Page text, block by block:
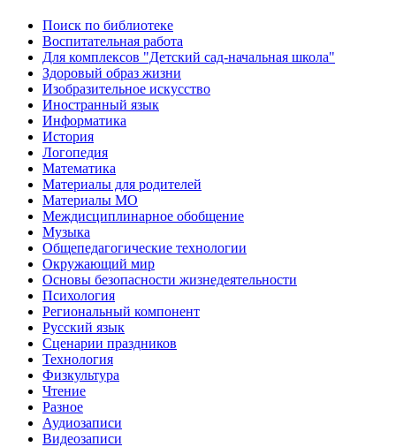
Поиск по библиотеке
Воспитательная работа
Для комплексов "Детский сад-начальная школа"
Здоровый образ жизни
Изобразительное искусство
Иностранный язык
Информатика
История
Логопедия
Математика
Материалы для родителей
Материалы МО
Междисциплинарное обобщение
Музыка
Общепедагогические технологии
Окружающий мир
Основы безопасности жизнедеятельности
Психология
Региональный компонент
Русский язык
Сценарии праздников
Технология
Физкультура
Чтение
Разное
Аудиозаписи
Видеозаписи